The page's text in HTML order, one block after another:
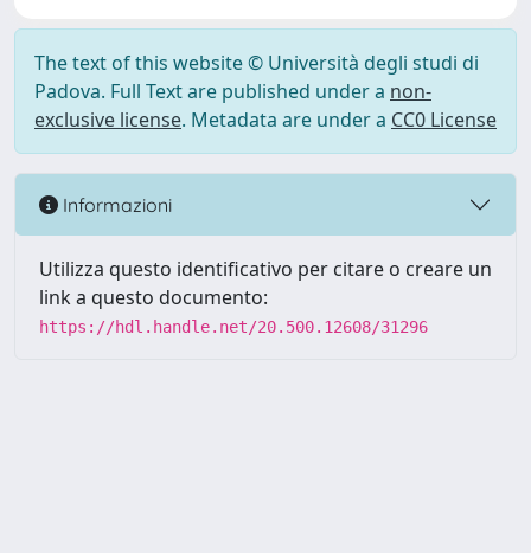
The text of this website © Università degli studi di
Padova. Full Text are published under a non-
exclusive license. Metadata are under a CC0 License
Informazioni
Utilizza questo identificativo per citare o creare un
link a questo documento:
https://hdl.handle.net/20.500.12608/31296